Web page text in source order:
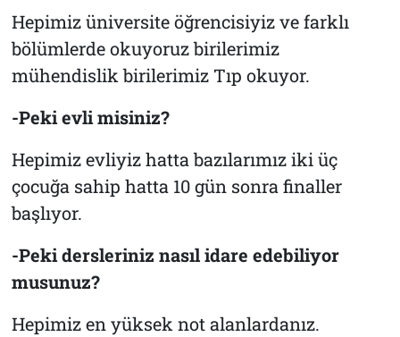
Hepimiz üniversite öğrencisiyiz ve farklı
bölümlerde okuyoruz birilerimiz
mühendislik birilerimiz Tıp okuyor.
-Peki evli misiniz?
Hepimiz evliyiz hatta bazılarımız iki üç
çocuğa sahip hatta 10 gün sonra finaller
başlıyor.
-Peki dersleriniz nasıl idare edebiliyor
musunuz?
Hepimiz en yüksek not alanlardanız.